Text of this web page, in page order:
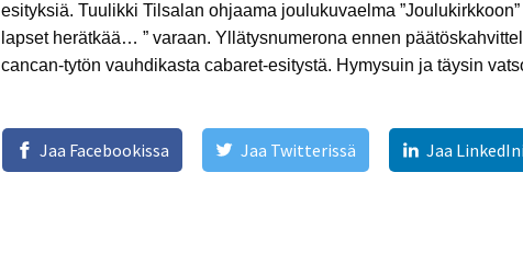
esityksiä. Tuulikki Tilsalan ohjaama joulukuvaelma
lapset herätkää… ” varaan. Yllätysnumerona ennen
cancan-tytön vauhdikasta cabaret-esitystä. Hymysuin ja täysin
Jaa Facebookissa Jaa Twitterissä Jaa